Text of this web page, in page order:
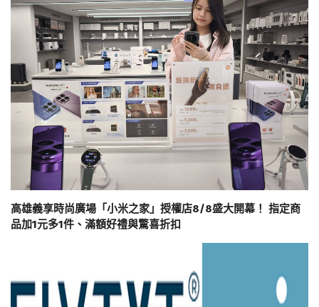
高雄義享時尚廣場「小米之家」授權店8/8盛大開幕！ 指定商
品加1元多1件、滿額好禮與驚喜折扣